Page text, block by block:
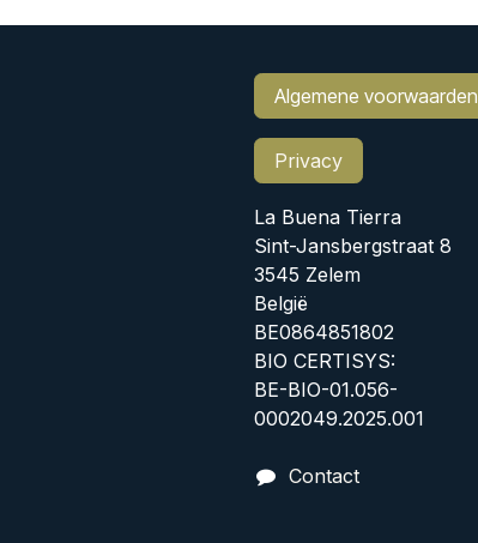
Algemene voorwaarden
Privacy
La Buena Tierra
Sint-Jansbergstraat 8
3545 Zelem
België
BE0864851802
BIO CERTISYS:
BE-BIO-01.056-
0002049.2025.001
Contact